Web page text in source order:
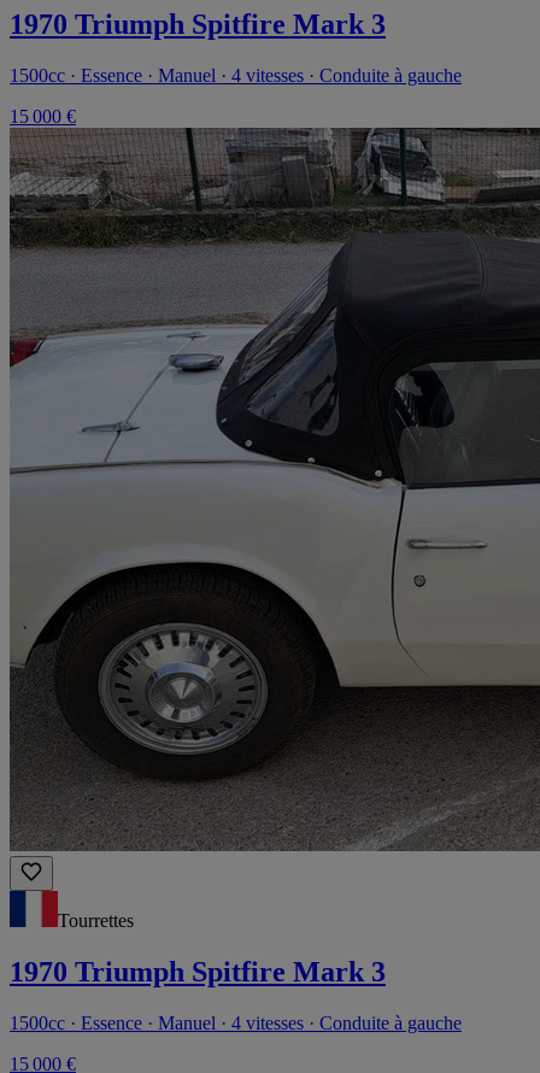
1970 Triumph Spitfire Mark 3
1500cc · Essence · Manuel · 4 vitesses · Conduite à gauche
15 000 €
Tourrettes
1970 Triumph Spitfire Mark 3
1500cc · Essence · Manuel · 4 vitesses · Conduite à gauche
15 000 €